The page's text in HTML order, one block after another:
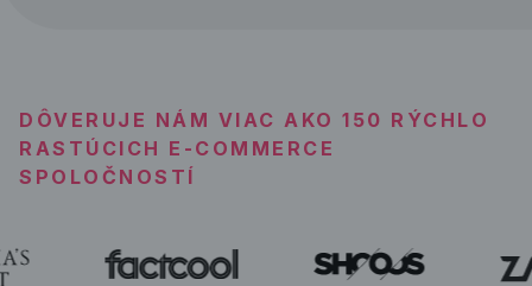
DÔVERUJE NÁM VIAC AKO 150 RÝCHLO
RASTÚCICH E-COMMERCE
SPOLOČNOSTÍ